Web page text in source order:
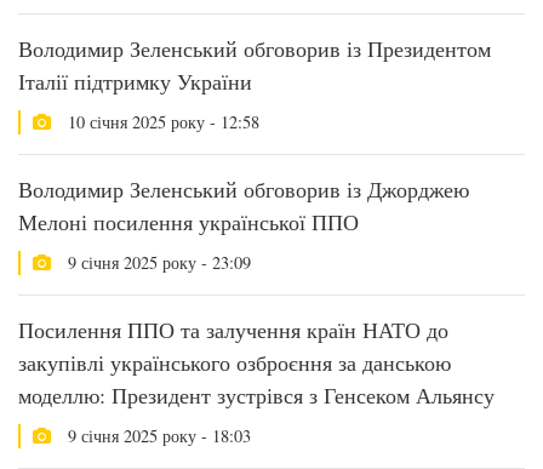
Володимир Зеленський обговорив із Президентом
Італії підтримку України
10 січня 2025 року - 12:58
Володимир Зеленський обговорив із Джорджею
Мелоні посилення української ППО
9 січня 2025 року - 23:09
Посилення ППО та залучення країн НАТО до
закупівлі українського озброєння за данською
моделлю: Президент зустрівся з Генсеком Альянсу
9 січня 2025 року - 18:03